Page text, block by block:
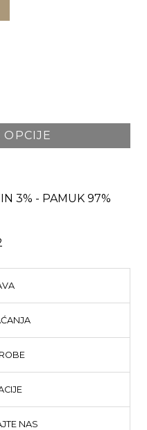
OPCIJE
3% - PAMUK 97%
NAS